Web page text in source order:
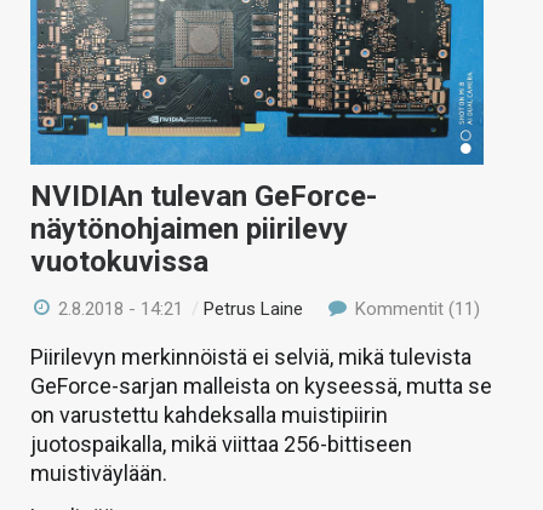
NVIDIAn tulevan GeForce-
näytönohjaimen piirilevy
vuotokuvissa
2.8.2018 - 14:21 /Petrus Laine Kommentit (11)
Piirilevyn merkinnöistä ei selviä, mikä tulevista
GeForce-sarjan malleista on kyseessä, mutta se
on varustettu kahdeksalla muistipiirin
juotospaikalla, mikä viittaa 256-bittiseen
muistiväylään.